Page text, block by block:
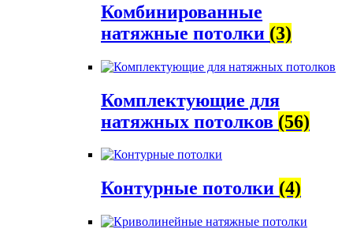
Комбинированные
натяжные потолки (3)
Комплектующие для
натяжных потолков (56)
Контурные потолки (4)